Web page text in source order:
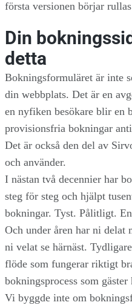
första versionen börjar
Din
detta
Bokningsformuläret är inte
din webbplats. Det är en
en nyfiken besökare blir en
provisionsfria bokningar
Det är också den del av
och använder.
I nästan två decennier har
steg för steg och hjälpt
bokningar. Tyst. Pålitligt.
Och under åren har ni delat
ni velat se härnäst.
flöde som fungerar riktigt
bokningsprocess som
Vi byggde inte om